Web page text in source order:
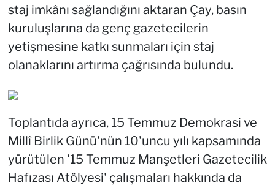
staj imkânı sağlandığını aktaran Çay, basın
kuruluşlarına da genç gazetecilerin
yetişmesine katkı sunmaları için staj
olanaklarını artırma çağrısında bulundu.
Toplantıda ayrıca, 15 Temmuz Demokrasi ve
Millî Birlik Günü'nün 10'uncu yılı kapsamında
yürütülen '15 Temmuz Manşetleri Gazetecilik
Hafızası Atölyesi' çalışmaları hakkında da